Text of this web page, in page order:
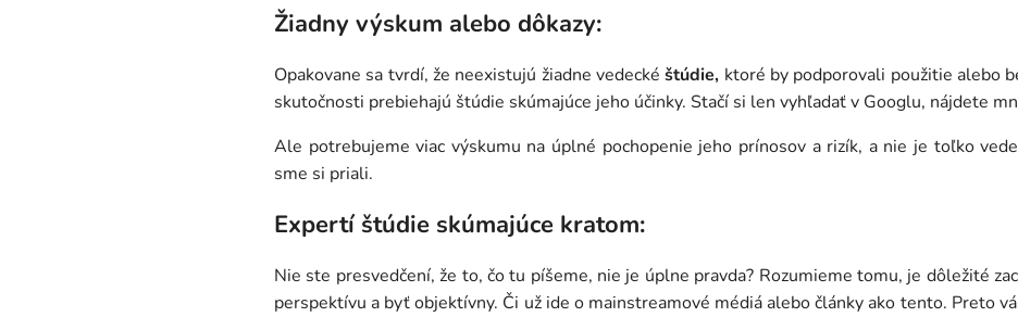
Žiadny výskum alebo dôkazy:
Opakovane sa tvrdí, že neexistujú žiadne vedeckéštúdie, ktoré by podporovali použitie alebo
skutočnosti prebiehajú štúdie skúmajúce jeho účinky. Stačí si len vyhľadať v Googlu, nájdete
Ale potrebujeme viac výskumu na úplné pochopenie jeho prínosov a rizík, a nie je toľko
sme si priali.
Expertí štúdie skúmajúce kratom:
Nie ste presvedčení, že to, čo tu píšeme, nie je úplne pravda? Rozumieme tomu, je dôležité
perspektívu a byť objektívny. Či už ide o mainstreamové médiá alebo články ako tento. Preto